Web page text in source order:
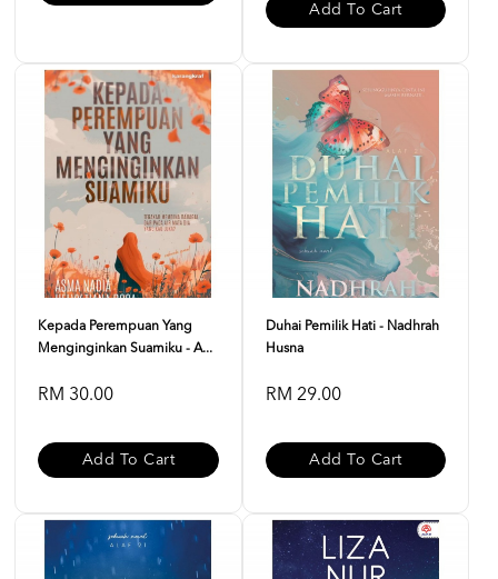
Add To Cart
Kepada Perempuan Yang
Menginginkan Suamiku - A...
RM 30.00
Add To Cart
Duhai Pemilik Hati - Nadhrah
Husna
RM 29.00
Add To Cart